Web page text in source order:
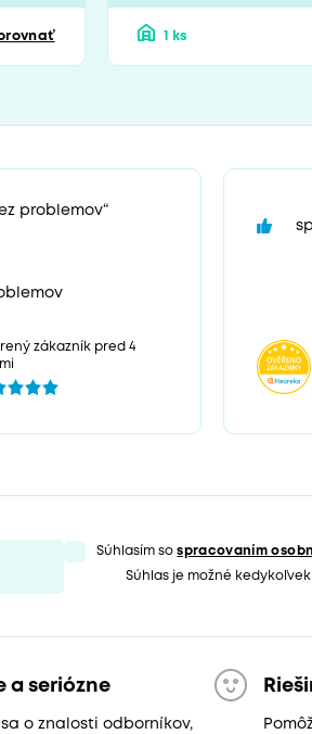
1 ks
problemov“
zákazník pred 4
Súhlasím sospracovaním
Súhlas je možné
a seriózne
o znalosti odborníkov,